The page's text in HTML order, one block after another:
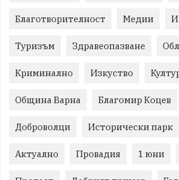
Благотворителност Медии
Туризъм Здравеопазване
Криминално Изкуство
Община Варна Благомир Коцев
Доброволци Исторически парк
Актуално Провадия 1 юни